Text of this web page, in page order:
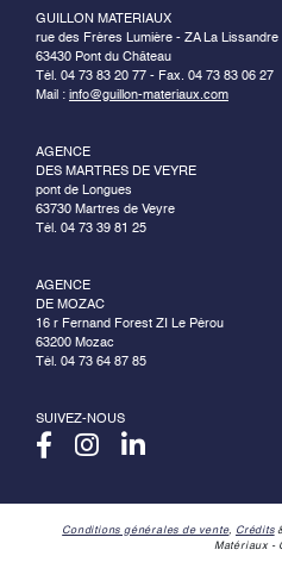
GUILLON MATERIAUX
rue des Frères Lumière - ZA La Lissandre
63430 Pont du Château
Tél. 04 73 83 20 77 - Fax. 04 73 83 06 27
Mail : info@guillon-materiaux.com
AGENCE
DES MARTRES DE VEYRE
pont de Longues
63730 Martres de Veyre
Tél. 04 73 39 81 25
AGENCE
DE MOZAC
16 r Fernand Forest ZI Le Pérou
63200 Mozac
Tél. 04 73 64 87 85
SUIVEZ-NOUS
Conditions générales de vente, Crédits
Matériaux -